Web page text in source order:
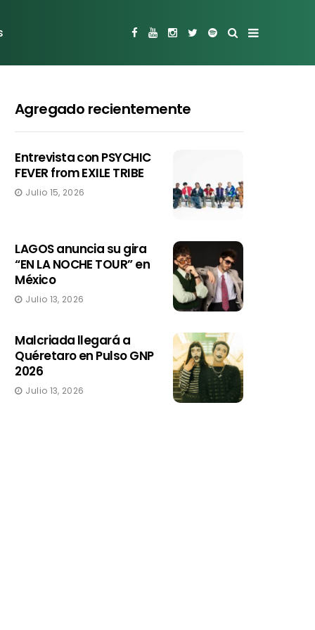
Agregado recientemente
Entrevista con PSYCHIC
FEVER from EXILE TRIBE
Julio 15, 2026
LAGOS anuncia su gira
“EN LA NOCHE TOUR” en
México
Julio 13, 2026
Malcriada llegará a
Quéretaro en Pulso GNP
2026
Julio 13, 2026